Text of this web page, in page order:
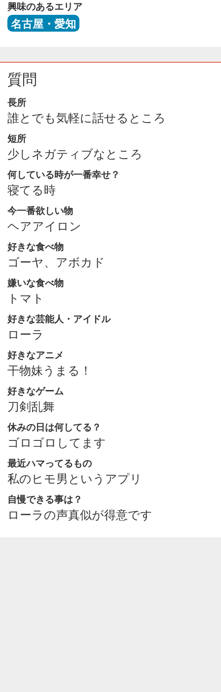
興味のあるエリア
名古屋・愛知
質問
長所
誰とでも気軽に話せるところ
短所
少しネガティブなところ
何している時が一番幸せ？
寝てる時
今一番欲しい物
ヘアアイロン
好きな食べ物
ゴーヤ、アボカド
嫌いな食べ物
トマト
好きな芸能人・アイドル
ローラ
好きなアニメ
干物妹うまる！
好きなゲーム
刀剣乱舞
休みの日は何してる？
ゴロゴロしてます
最近ハマってるもの
私のヒモ男というアプリ
自慢できる事は？
ローラの声真似が得意です